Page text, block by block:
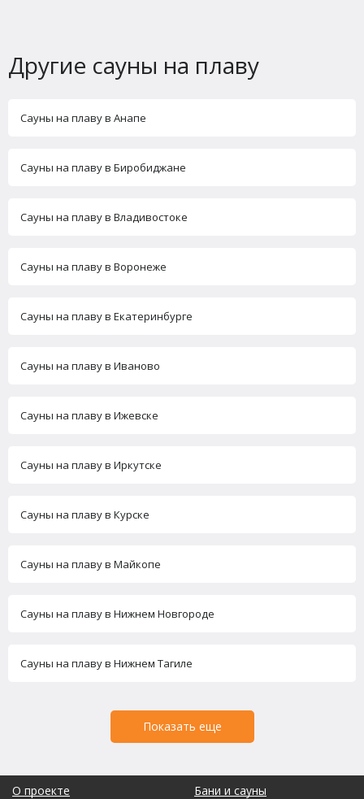
Другие сауны на плаву
Сауны на плаву в Анапе
Сауны на плаву в Биробиджане
Сауны на плаву в Владивостоке
Сауны на плаву в Воронеже
Сауны на плаву в Екатеринбурге
Сауны на плаву в Иваново
Сауны на плаву в Ижевске
Сауны на плаву в Иркутске
Сауны на плаву в Курске
Сауны на плаву в Майкопе
Сауны на плаву в Нижнем Новгороде
Сауны на плаву в Нижнем Тагиле
Показать еще
О проекте
Бани и сауны